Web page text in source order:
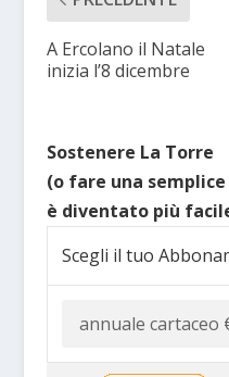
A Ercolano il Natale
inizia l’8 dicembre
Sostenere La Torre
(o fare una
è diventato più
Scegli il tuo